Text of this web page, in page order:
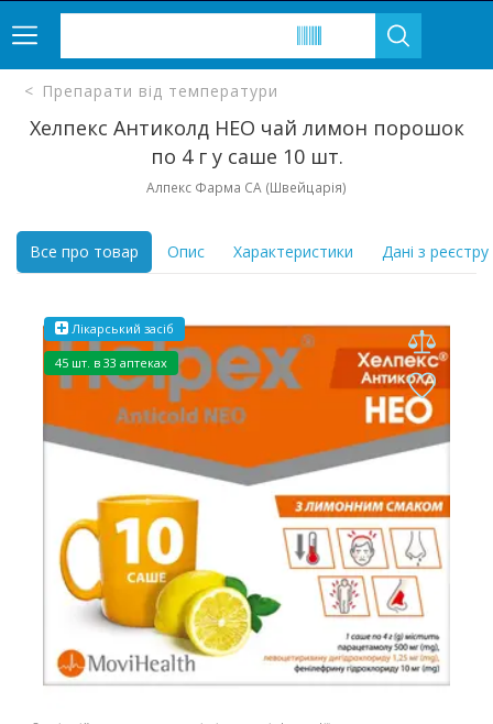
Препарати від температури
Хелпекс Антиколд НЕО чай лимон порошок
по 4 г у саше 10 шт.
Алпекс Фарма СА (Швейцарія)
Все про товар Опис Характеристики Дані з реєстру
Лікарський засіб
45 шт. в 33 аптеках